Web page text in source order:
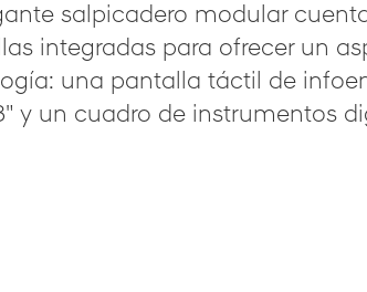
salpicadero modular
integradas para ofrecer un
una pantalla táctil de
y un cuadro de instrumentos